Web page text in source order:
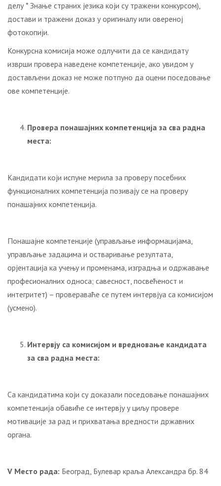
делу * Знање страних језика који су тражени конкурсом),
достави и тражени доказ у оригиналу или овереној
фотокопији.
Конкурсна комисија може одлучити да се кандидату
изврши провера наведене компетенције, ако увидом у
достављени доказ не може потпуно да оцени поседовање
ове компетенције.
Провера понашајних компетенција за сва радна
места:
Кандидати који испуне мерила за проверу посебних
функционалних компетенција позивају се на проверу
понашајних компетенција.
Понашајне компетенције (управљање информацијама,
управљање задацима и остваривање резултата,
орјентација ка учењу и променама, изградња и одржавање
професионалних односа; савесност, посвећеност и
интегритет) – провераваће се путем интервјуа са комисијом
(усмено).
Интервју са комисијом и вредновање кандидата
за сва радна места:
Са кандидатима који су доказали поседовање понашајних
компетенција обавиће се интервју у циљу провере
мотивације за рад и прихватања вредности државних
органа.
V Место рада: Београд, Булевар краља Александра бр. 84